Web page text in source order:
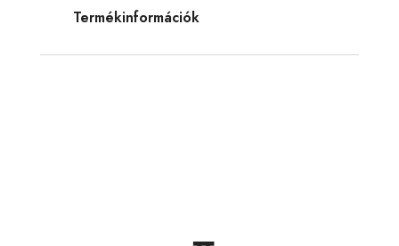
Termékinformációk